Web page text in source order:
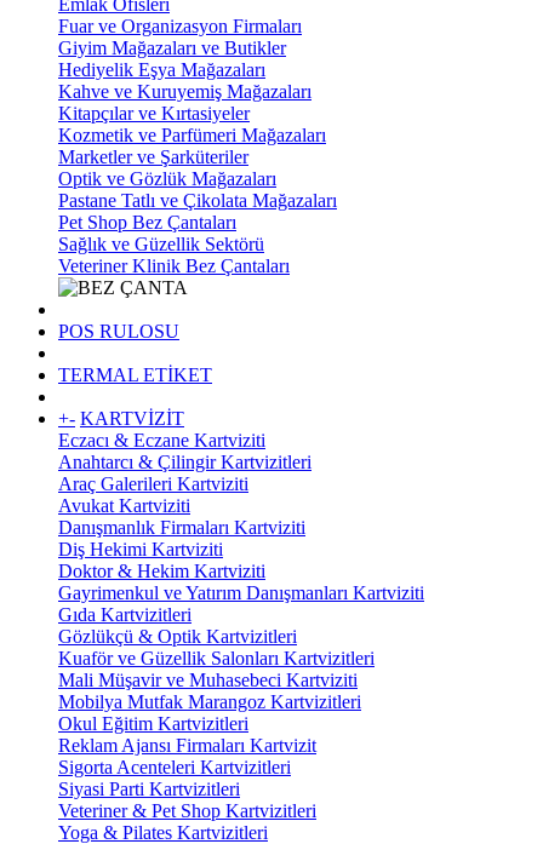
Emlak Ofisleri
Fuar ve Organizasyon Firmaları
Giyim Mağazaları ve Butikler
Hediyelik Eşya Mağazaları
Kahve ve Kuruyemiş Mağazaları
Kitapçılar ve Kırtasiyeler
Kozmetik ve Parfümeri Mağazaları
Marketler ve Şarküteriler
Optik ve Gözlük Mağazaları
Pastane Tatlı ve Çikolata Mağazaları
Pet Shop Bez Çantaları
Sağlık ve Güzellik Sektörü
Veteriner Klinik Bez Çantaları
POS RULOSU
TERMAL ETİKET
+- KARTVİZİT
Eczacı & Eczane Kartviziti
Anahtarcı & Çilingir Kartvizitleri
Araç Galerileri Kartviziti
Avukat Kartviziti
Danışmanlık Firmaları Kartviziti
Diş Hekimi Kartviziti
Doktor & Hekim Kartviziti
Gayrimenkul ve Yatırım Danışmanları Kartviziti
Gıda Kartvizitleri
Gözlükçü & Optik Kartvizitleri
Kuaför ve Güzellik Salonları Kartvizitleri
Mali Müşavir ve Muhasebeci Kartviziti
Mobilya Mutfak Marangoz Kartvizitleri
Okul Eğitim Kartvizitleri
Reklam Ajansı Firmaları Kartvizit
Sigorta Acenteleri Kartvizitleri
Siyasi Parti Kartvizitleri
Veteriner & Pet Shop Kartvizitleri
Yoga & Pilates Kartvizitleri